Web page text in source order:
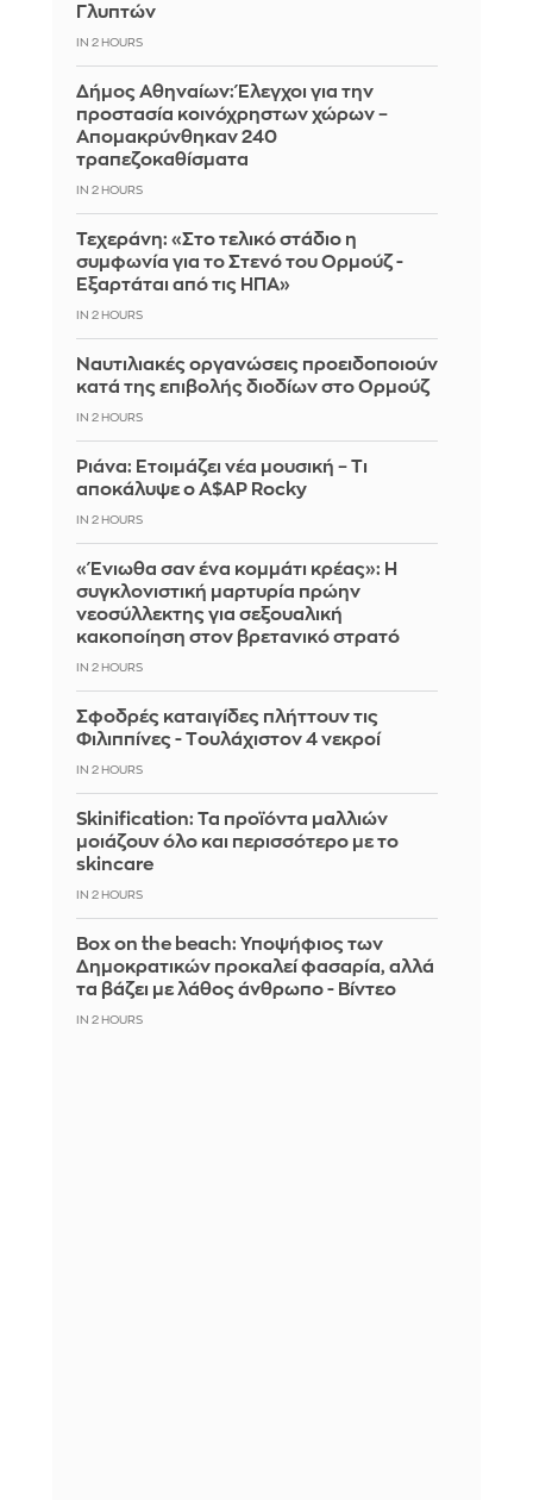
Γλυπτών
IN 2 HOURS
Δήμος Αθηναίων: Έλεγχοι για την
προστασία κοινόχρηστων χώρων –
Απομακρύνθηκαν 240
τραπεζοκαθίσματα
IN 2 HOURS
Τεχεράνη: «Στο τελικό στάδιο η
συμφωνία για το Στενό του Ορμούζ -
Εξαρτάται από τις ΗΠΑ»
IN 2 HOURS
Ναυτιλιακές οργανώσεις προειδοποιούν
κατά της επιβολής διοδίων στο Ορμούζ
IN 2 HOURS
Ριάνα: Ετοιμάζει νέα μουσική – Τι
αποκάλυψε ο A$AP Rocky
IN 2 HOURS
«Ένιωθα σαν ένα κομμάτι κρέας»: Η
συγκλονιστική μαρτυρία πρώην
νεοσύλλεκτης για σεξουαλική
κακοποίηση στον βρετανικό στρατό
IN 2 HOURS
Σφοδρές καταιγίδες πλήττουν τις
Φιλιππίνες - Tουλάχιστον 4 νεκροί
IN 2 HOURS
Skinification: Τα προϊόντα μαλλιών
μοιάζουν όλο και περισσότερο με το
skincare
IN 2 HOURS
Box on the beach: Υποψήφιος των
Δημοκρατικών προκαλεί φασαρία, αλλά
τα βάζει με λάθος άνθρωπο - Βίντεο
IN 2 HOURS